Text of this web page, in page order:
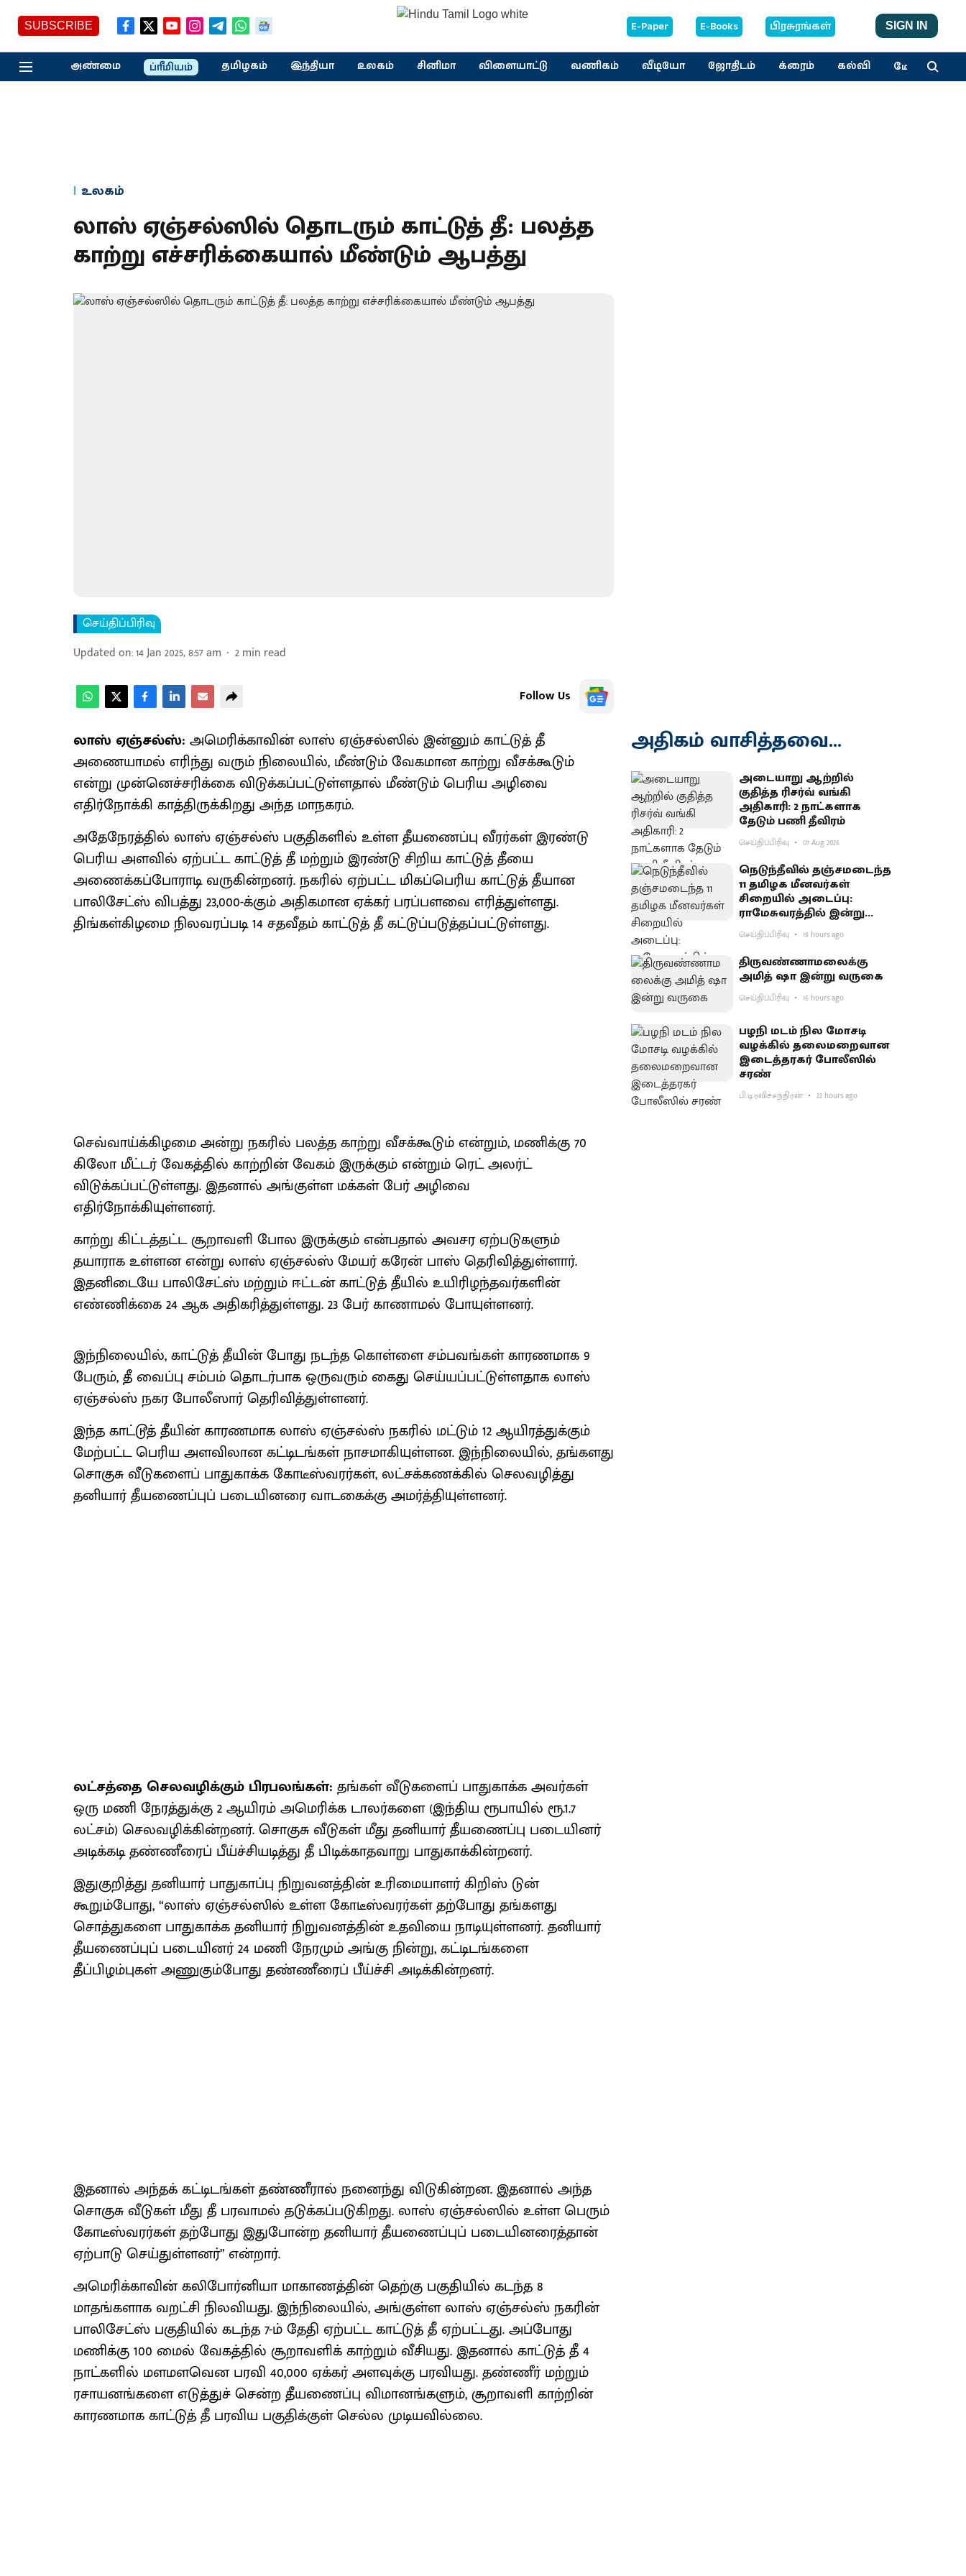
SUBSCRIBE E-Paper E-Books பிரசுரங்கள் SIGN IN
அண்மை ப்ரீமியம் தமிழகம் இந்தியா உலகம் சினிமா விளையாட்டு வணிகம் வீடியோ ஜோதிடம் க்ரைம் கல்வி மேலும்
உலகம்
லாஸ் ஏஞ்சல்ஸில் தொடரும் காட்டுத் தீ: பலத்த
காற்று எச்சரிக்கையால் மீண்டும் ஆபத்து
செய்திப்பிரிவு
Updated on:14 Jan 2025, 8:57 am 2min read
Follow Us
லாஸ் ஏஞ்சல்ஸ்: அமெரிக்காவின் லாஸ் ஏஞ்சல்ஸில் இன்னும் காட்டுத் தீ
அணையாமல் எரிந்து வரும் நிலையில், மீண்டும் வேகமான காற்று வீசக்கூடும்
என்று முன்னெச்சரிக்கை விடுக்கப்பட்டுள்ளதால் மீண்டும் பெரிய அழிவை
எதிர்நோக்கி காத்திருக்கிறது அந்த மாநகரம்.
அதேநேரத்தில் லாஸ் ஏஞ்சல்ஸ் பகுதிகளில் உள்ள தீயணைப்பு வீரர்கள் இரண்டு
பெரிய அளவில் ஏற்பட்ட காட்டுத் தீ மற்றும் இரண்டு சிறிய காட்டுத் தீயை
அணைக்கப்போராடி வருகின்றனர். நகரில் ஏற்பட்ட மிகப்பெரிய காட்டுத் தீயான
பாலிசேட்ஸ் விபத்து 23,000-க்கும் அதிகமான ஏக்கர் பரப்பளவை எரித்துள்ளது.
திங்கள்கிழமை நிலவரப்படி 14 சதவீதம் காட்டுத் தீ கட்டுப்படுத்தப்பட்டுள்ளது.
செவ்வாய்க்கிழமை அன்று நகரில் பலத்த காற்று வீசக்கூடும் என்றும், மணிக்கு 70
கிலோ மீட்டர் வேகத்தில் காற்றின் வேகம் இருக்கும் என்றும் ரெட் அலர்ட்
விடுக்கப்பட்டுள்ளது. இதனால் அங்குள்ள மக்கள் பேர் அழிவை
எதிர்நோக்கியுள்ளனர்.
காற்று கிட்டத்தட்ட சூறாவளி போல இருக்கும் என்பதால் அவசர ஏற்படுகளும்
தயாராக உள்ளன என்று லாஸ் ஏஞ்சல்ஸ் மேயர் கரேன் பாஸ் தெரிவித்துள்ளார்.
இதனிடையே பாலிசேட்ஸ் மற்றும் ஈட்டன் காட்டுத் தீயில் உயிரிழந்தவர்களின்
எண்ணிக்கை 24 ஆக அதிகரித்துள்ளது. 23 பேர் காணாமல் போயுள்ளனர்.
இந்நிலையில், காட்டுத் தீயின் போது நடந்த கொள்ளை சம்பவங்கள் காரணமாக 9
பேரும், தீ வைப்பு சம்பம் தொடர்பாக ஒருவரும் கைது செய்யப்பட்டுள்ளதாக லாஸ்
ஏஞ்சல்ஸ் நகர போலீஸார் தெரிவித்துள்ளனர்.
இந்த காட்டூத் தீயின் காரணமாக லாஸ் ஏஞ்சல்ஸ் நகரில் மட்டும் 12 ஆயிரத்துக்கும்
மேற்பட்ட பெரிய அளவிலான கட்டிடங்கள் நாசமாகியுள்ளன. இந்நிலையில், தங்களது
சொகுசு வீடுகளைப் பாதுகாக்க கோடீஸ்வரர்கள், லட்சக்கணக்கில் செலவழித்து
தனியார் தீயணைப்புப் படையினரை வாடகைக்கு அமர்த்தியுள்ளனர்.
லட்சத்தை செலவழிக்கும் பிரபலங்கள்: தங்கள் வீடுகளைப் பாதுகாக்க அவர்கள்
ஒரு மணி நேரத்துக்கு 2 ஆயிரம் அமெரிக்க டாலர்களை (இந்திய ரூபாயில் ரூ.1.7
லட்சம்) செலவழிக்கின்றனர். சொகுசு வீடுகள் மீது தனியார் தீயணைப்பு படையினர்
அடிக்கடி தண்ணீரைப் பீய்ச்சியடித்து தீ பிடிக்காதவாறு பாதுகாக்கின்றனர்.
இதுகுறித்து தனியார் பாதுகாப்பு நிறுவனத்தின் உரிமையாளர் கிறிஸ் டுன்
கூறும்போது, “லாஸ் ஏஞ்சல்ஸில் உள்ள கோடீஸ்வரர்கள் தற்போது தங்களது
சொத்துகளை பாதுகாக்க தனியார் நிறுவனத்தின் உதவியை நாடியுள்ளனர். தனியார்
தீயணைப்புப் படையினர் 24 மணி நேரமும் அங்கு நின்று, கட்டிடங்களை
தீப்பிழம்புகள் அணுகும்போது தண்ணீரைப் பீய்ச்சி அடிக்கின்றனர்.
இதனால் அந்தக் கட்டிடங்கள் தண்ணீரால் நனைந்து விடுகின்றன. இதனால் அந்த
சொகுசு வீடுகள் மீது தீ பரவாமல் தடுக்கப்படுகிறது. லாஸ் ஏஞ்சல்ஸில் உள்ள பெரும்
கோடீஸ்வரர்கள் தற்போது இதுபோன்ற தனியார் தீயணைப்புப் படையினரைத்தான்
ஏற்பாடு செய்துள்ளனர்” என்றார்.
அமெரிக்காவின் கலிபோர்னியா மாகாணத்தின் தெற்கு பகுதியில் கடந்த 8
மாதங்களாக வறட்சி நிலவியது. இந்நிலையில், அங்குள்ள லாஸ் ஏஞ்சல்ஸ் நகரின்
பாலிசேட்ஸ் பகுதியில் கடந்த 7-ம் தேதி ஏற்பட்ட காட்டுத் தீ ஏற்பட்டது. அப்போது
மணிக்கு 100 மைல் வேகத்தில் சூறாவளிக் காற்றும் வீசியது. இதனால் காட்டுத் தீ 4
நாட்களில் மளமளவென பரவி 40,000 ஏக்கர் அளவுக்கு பரவியது. தண்ணீர் மற்றும்
ரசாயனங்களை எடுத்துச் சென்ற தீயணைப்பு விமானங்களும், சூறாவளி காற்றின்
காரணமாக காட்டுத் தீ பரவிய பகுதிக்குள் செல்ல முடியவில்லை.
அதிகம் வாசித்தவை...
அடையாறு ஆற்றில்
குதித்த ரிசர்வ் வங்கி
அதிகாரி: 2 நாட்களாக
தேடும் பணி தீவிரம்
செய்திப்பிரிவு 07 Aug 2026
நெடுந்தீவில் தஞ்சமடைந்த
11 தமிழக மீனவர்கள்
சிறையில் அடைப்பு:
ராமேசுவரத்தில் இன்று
வேலைநிறுத்தம்
செய்திப்பிரிவு 19 hours ago
திருவண்ணாமலைக்கு
அமித் ஷா இன்று வருகை
செய்திப்பிரிவு 16 hours ago
பழநி மடம் நில மோசடி
வழக்கில் தலைமறைவான
இடைத்தரகர் போலீஸில்
சரண்
பி.டி.ரவிச்சந்திரன் 22 hours ago